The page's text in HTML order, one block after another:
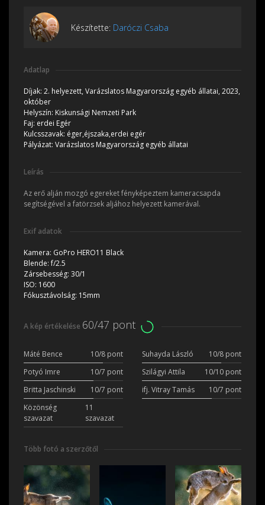
Készítette: Daróczi Csaba
Adatlap
Díjak: 2. helyezett, Varázslatos Magyarország egyéb állatai, 2023,
október
Helyszín: Kiskunsági Nemzeti Park
Faj: erdei Egér
Kulcsszavak: éger,éjszaka,erdei egér
Pályázat: Varázslatos Magyarország egyéb állatai
Leírás
Az erő alján mozgó egereket fényképeztem kameracsapda
segítségével a fatörzsek aljához helyezett kamerával.
Exif adatok
Kamera: GoPro HERO11 Black
Blende:f/2.5
Zársebesség: 30/1
ISO: 1600
Fókusztávolság: 15mm
A kép értékelése 60/47 pont
Máté Bence 10/8 pont Suhayda László
10/8 pont
Potyó Imre
10/7 pont Szilágyi Attila
10/10 pont
Britta Jaschinski
10/7 pont ifj. Vitray Tamás
10/7 pont
Közönség
szavazat
11
szavazat
Több fotó a szerzőtől